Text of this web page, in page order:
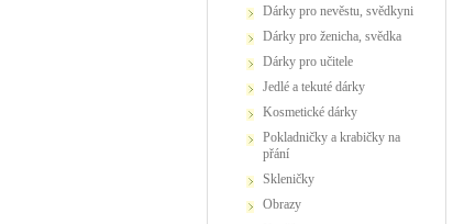
Dárky pro nevěstu, svědkyni
Dárky pro ženicha, svědka
Dárky pro učitele
Jedlé a tekuté dárky
Kosmetické dárky
Pokladničky a krabičky na
přání
Skleničky
Obrazy